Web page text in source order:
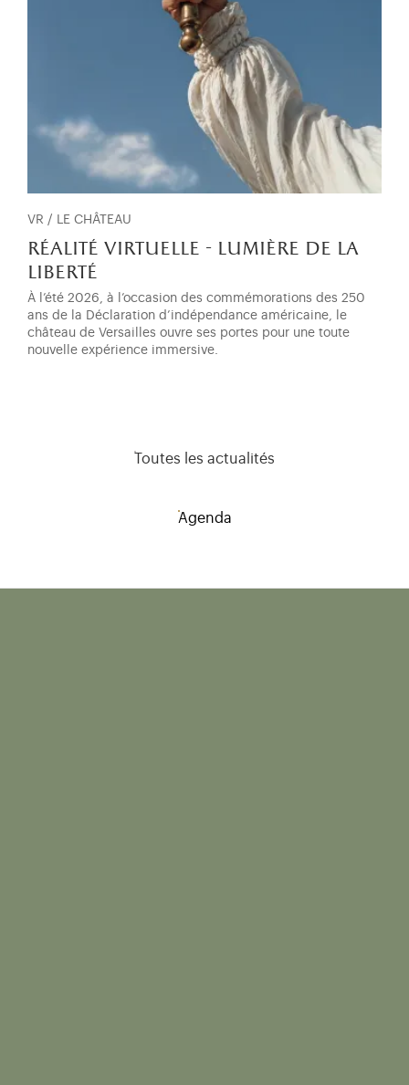
VR / LE CHÂTEAU
réalité virtuelle - lumière de la
liberté
À l’été 2026, à l’occasion des commémorations des 250
ans de la Déclaration d’indépendance américaine, le
château de Versailles ouvre ses portes pour une toute
nouvelle expérience immersive.
Toutes les actualités
Agenda